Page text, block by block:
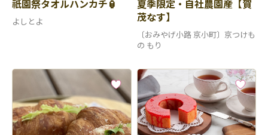
祇園祭タオルハンカチ🏮
よしとよ
夏季限定・自社農園産【賀
茂なす】
〔おみやげ小路 京小町〕京つけも
の もり